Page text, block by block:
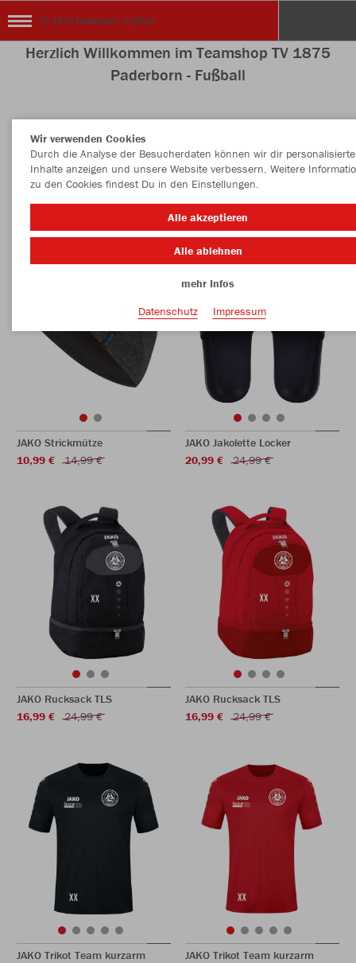
TV 1875 Paderborn - Fußball
Herzlich Willkommen im Teamshop TV 1875
Paderborn - Fußball
Nachhaltig Farbe
JAKO Strickmütze
10,99 €
14,99 €
JAKO Jakolette Locker
20,99 €
24,99 €
JAKO Rucksack TLS
16,99 €
24,99 €
JAKO Rucksack TLS
16,99 €
24,99 €
JAKO Trikot Team kurzarm
JAKO Trikot Team kurzarm
Wir verwenden Cookies
Durch die Analyse der Besucherdaten können wir dir personalisierte
Inhalte anzeigen und unsere Website verbessern. Weitere
zu den Cookies findest Du in den Einstellungen.
Alle akzeptieren
Alle ablehnen
mehr Infos
Datenschutz
Impressum